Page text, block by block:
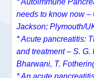
needs to know now –
Jackson; Plymouth/
* Acute pancreatitis:
and treatment – S.
Bharwani, T.
* An acute